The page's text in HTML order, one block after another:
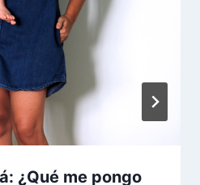
¿Qué me pongo